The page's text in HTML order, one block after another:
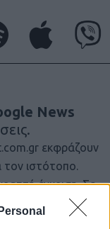
News
εκφράζουν
τον ιστότοπο.
έγκριση. Σε
μέτρα. Ο
των σχολίων, τα